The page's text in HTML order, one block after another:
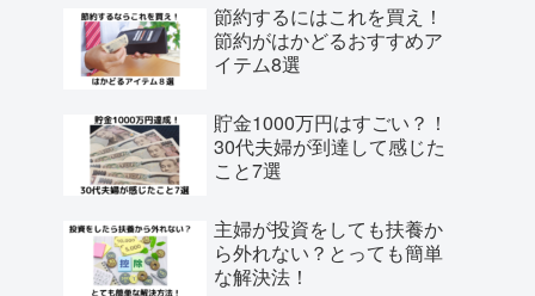
節約するにはこれを買え！
節約がはかどるおすすめア
イテム8選
貯金1000万円はすごい？！
30代夫婦が到達して感じた
こと7選
主婦が投資をしても扶養か
ら外れない？とっても簡単
な解決法！